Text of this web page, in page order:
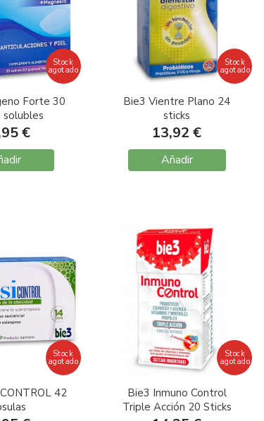
Stock
agotado
Forte 30
solubles
€
Stock
agotado
Bie3 Vientre Plano 24
sticks
13,92 €
Añadir
Stock
agotado
42
Stock
agotado
Bie3 Inmuno Control
Triple Acción 20 Sticks